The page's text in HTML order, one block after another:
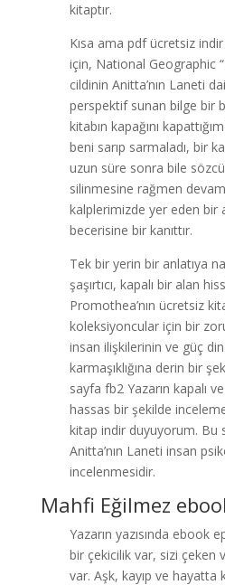
kitaptır.
Kısa ama pdf ücretsiz
için, National Geographic
cildinin Anitta’nın Laneti
perspektif sunan bilge bir
kitabın kapağını
beni sarıp sarmaladı, bir
uzun süre sonra bile
silinmesine rağmen
kalplerimizde yer eden bir
becerisine bir kanıttır.
Tek bir yerin bir anlatıya
şaşırtıcı, kapalı bir alan
Promothea’nın ücretsiz
koleksiyoncular için bir
insan ilişkilerinin ve güç
karmaşıklığına derin bir
sayfa fb2 Yazarın kapalı
hassas bir şekilde
kitap indir duyuyorum. Bu
Anitta’nın Laneti insan
incelenmesidir.
Mahfi Eğilmez
Yazarın yazısında ebook
bir çekicilik var, sizi çeken
var. Aşk, kayıp ve hayatta